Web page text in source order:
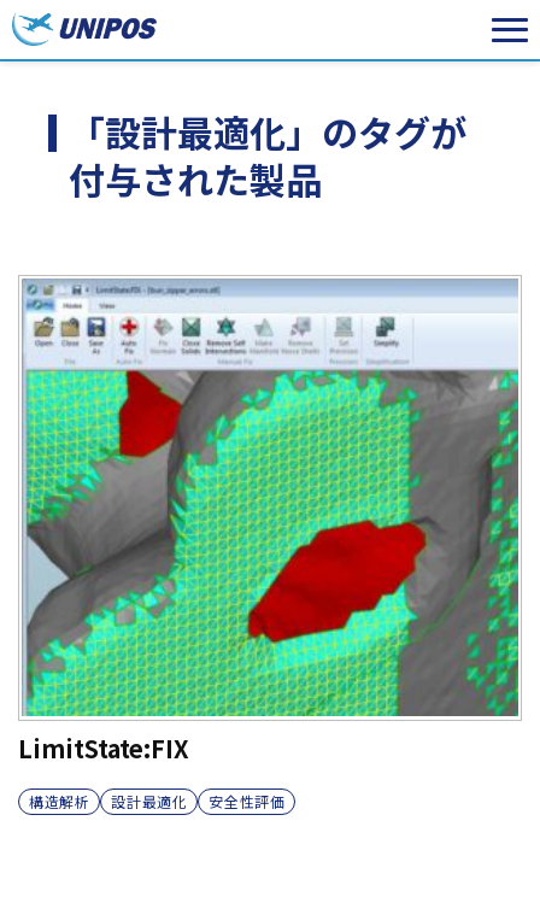
「設計最適化」のタグが
付与された製品
LimitState:FIX
構造解析 設計最適化 安全性評価